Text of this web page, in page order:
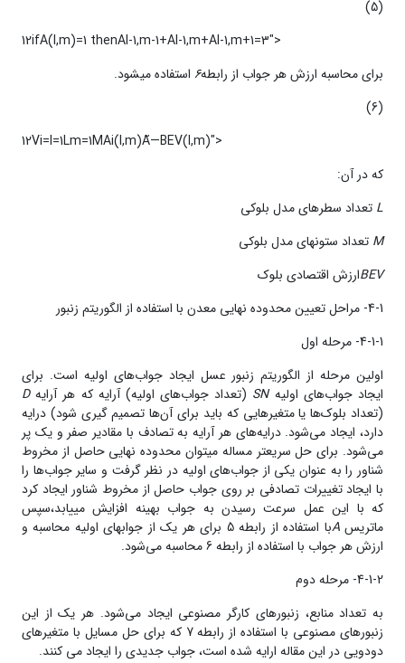
(5)
12ifA(l,m)=1 thenAl-1,m-1+Al-1,m+Al-1,m+1=3">
برای محاسبه‌ ارزش­ هر جواب از رابطه‌6 استفاده می­شود.
(6)
12Vi=l=1Lm=1MAi(l,m)Ã—BEV(l,m)">
که در آن:
L تعداد سطر­های مدل بلوکی
M تعداد ستون­های مدل بلوکی
BEVارزش اقتصادی بلوک
4-1- مراحل تعیین محدوده‌ نهایی معدن با استفاده از الگوریتم زنبور
4-1-1- مرحله اول
اولین مرحله از الگوریتم زنبور عسل ایجاد جواب­‌های اولیه است. برای
ایجاد جواب­‌های اولیهSN (تعداد جواب‌‌های اولیه) آرایه که هر آرایهD
(تعداد بلوک­‌ها یا متغیرهایی که باید برای آن­‌ها تصمیم گیری شود) درایه
دارد، ایجاد می‌شود. درایه‌‌های هر آرایه به تصادف با مقادیر صفر و یک پر
می‌شود. برای حل سریع­تر مساله می­توان محدوده‌ نهایی حاصل از مخروط
شناور را به عنوان یکی از جواب­‌های اولیه در نظر گرفت و سایر جواب­‌ها را
با ایجاد تغییرات تصادفی بر روی جواب حاصل از مخروط شناور ایجاد کرد
که با این عمل سرعت رسیدن به جواب بهینه افزایش می­یابد،سپس
ماتریسA
با استفاده از رابطه 5 برای هر یک از جواب­های اولیه محاسبه و
ارزش هر جواب با استفاده از رابطه 6 محاسبه می‌شود.
4-1-2- مرحله‌ دوم
به تعداد منابع، زنبور‌‌های کارگر مصنوعی ایجاد می‌شود. هر یک از این
زنبور‌های مصنوعی با استفاده از رابطه‌ 7 که برای حل مسایل با متغیرهای
دودویی در این مقاله ارایه شده است، جواب جدیدی را ایجاد می کنند.